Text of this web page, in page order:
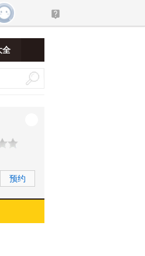
全
预约